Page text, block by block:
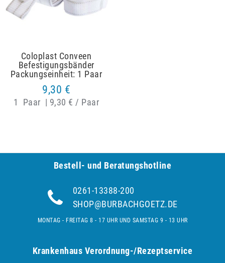
Coloplast Conveen
Befestigungsbänder
Packungseinheit: 1 Paar
9,30 €
1 Paar | 9,30 € / Paar
Bestell- und Be­ra­tungs­hot­line
0261-13388-200
SHOP@BURBACHGOETZ.DE
MONTAG - FREITAG 8 - 17 UHR UND SAMSTAG 9 - 13 UHR
Krankenhaus Verordnung-/Rezeptservice